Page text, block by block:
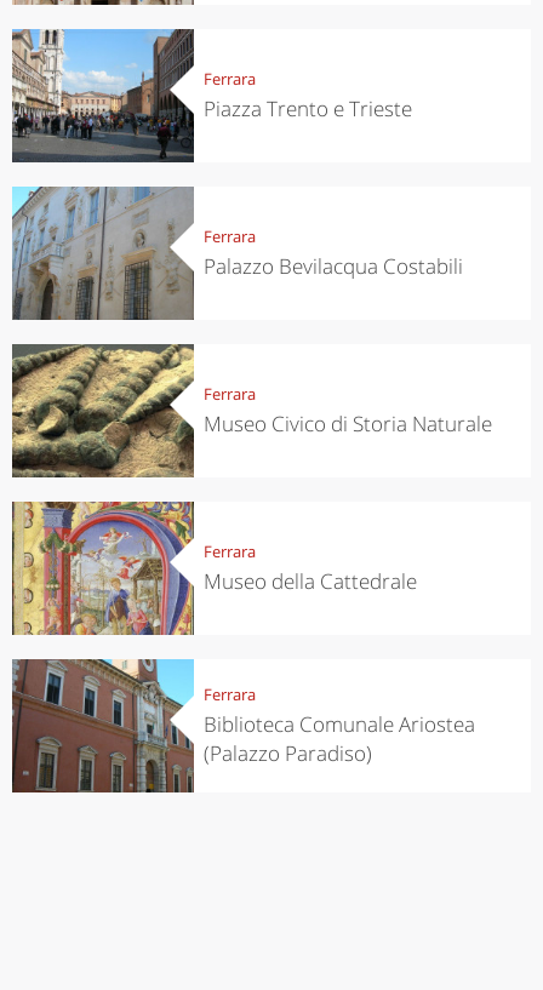
Ferrara
Piazza Trento e Trieste
Ferrara
Palazzo Bevilacqua Costabili
Ferrara
Museo Civico di Storia Naturale
Ferrara
Museo della Cattedrale
Ferrara
Biblioteca Comunale Ariostea
(Palazzo Paradiso)